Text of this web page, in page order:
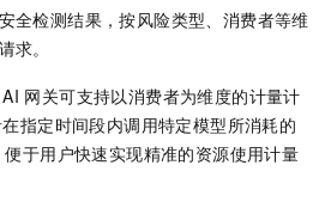
全检测结果，按风险类型、消费者等维
求。
网关可支持以消费者为维度的计量计
指定时间段内调用特定模型所消耗的
于用户快速实现精准的资源使用计量